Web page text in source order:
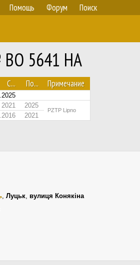
Помощь Форум Поиск
5641 HA
С... По... Примечание
2021 2025
PZTP Lipno
2021
, Луцьк, вулиця Конякіна